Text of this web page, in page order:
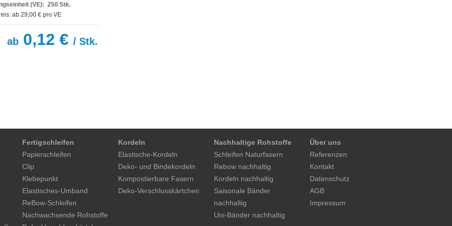
(VE): 250 Stk.
ab 29,00 € pro VE
ab 0,12 € / Stk.
Fertigschleifen
Papierschleifen
Clip
Klebepunkt
Elastisches-Umband
ReBow-Schleifen
Nachwachsende Rohstoffe
Kordeln
Elastische-Kordeln
Deko- und Bindekordeln
Kompostierbare Fasern
Deko-Verschlusskärtchen
Nachhaltige Rohstoffe
Schleifen Naturfasern
Rebow nachhaltig
Kordeln nachhaltig
Saisonale Bänder
nachhaltig
Uni-Bänder nachhaltig
Über uns
Referenzen
Kontakt
Datenschutz
AGB
Impressum